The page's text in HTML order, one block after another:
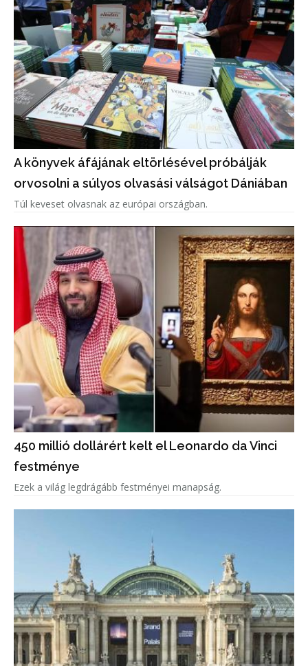
A könyvek áfájának eltörlésével próbálják
orvosolni a súlyos olvasási válságot Dániában
Túl keveset olvasnak az európai országban.
450 millió dollárért kelt el Leonardo da Vinci
festménye
Ezek a világ legdrágább festményei manapság.